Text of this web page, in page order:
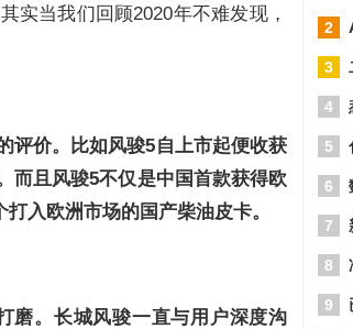
实当我们回顾2020年不难发现，
评价。比如风骏5自上市起便收获
而且风骏5不仅是中国首款获得欧
入欧洲市场的国产柴油皮卡。
磨。长城风骏一直与用户深度沟
2
3
4
5
6
7
8
9